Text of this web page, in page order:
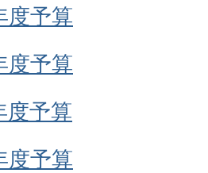
度予算
度予算
度予算
度予算